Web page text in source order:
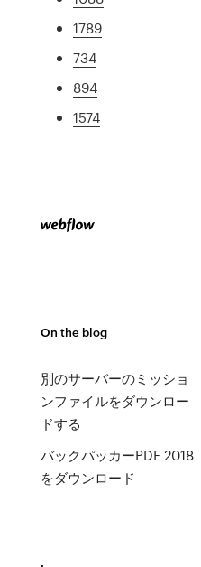
1789
734
894
1574
On the blog
別のサーバーのミッショ
ンファイルをダウンロー
ドする
バックパッカーPDF 2018
をダウンロード